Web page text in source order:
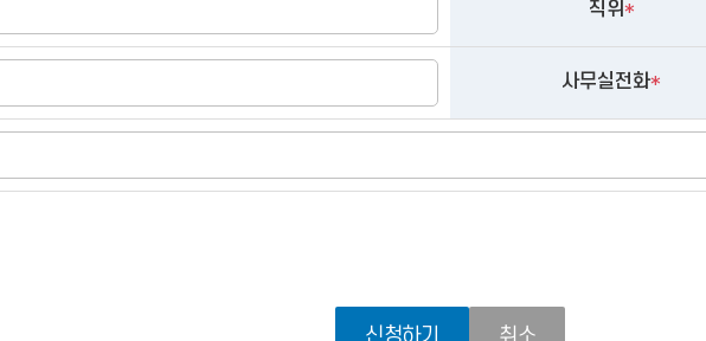
직위*
사무실전화*
신청하기 취소